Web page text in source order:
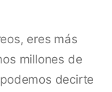
eres más
millones de
decirte